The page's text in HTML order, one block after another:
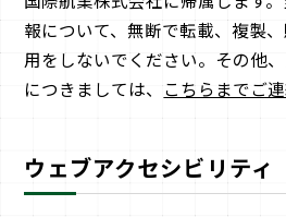
報について、無断で転載、複製
用をしないでください。その他
につきましては、 こちらまでご
ウェブアクセシビリティ